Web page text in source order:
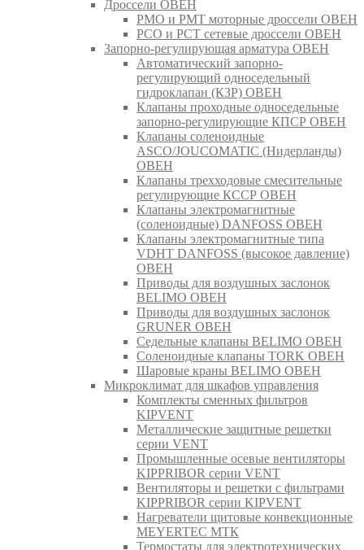
Дроссели ОВЕН
РМО и РМТ моторные дроссели ОВЕН
РСО и РСТ сетевые дроссели ОВЕН
Запорно-регулирующая арматура ОВЕН
Автоматический запорно-
регулирующий односедельный
гидроклапан (КЗР) ОВЕН
Клапаны проходные односедельные
запорно-регулирующие КПСР ОВЕН
Клапаны соленоидные
ASCO/JOUCOMATIC (Нидерланды)
ОВЕН
Клапаны трехходовые смесительные
регулирующие КССР ОВЕН
Клапаны электромагнитные
(соленоидные) DANFOSS ОВЕН
Клапаны электромагнитные типа
VDHT DANFOSS (высокое давление)
ОВЕН
Приводы для воздушных заслонок
BELIMO ОВЕН
Приводы для воздушных заслонок
GRUNER ОВЕН
Седельные клапаны BELIMO ОВЕН
Соленоидные клапаны TORK ОВЕН
Шаровые краны BELIMO ОВЕН
Микроклимат для шкафов управления
Комплекты сменных фильтров
KIPVENT
Металлические защитные решетки
серии VENT
Промышленные осевые вентиляторы
KIPPRIBOR серии VENT
Вентиляторы и решетки с фильтрами
KIPPRIBOR серии KIPVENT
Нагреватели щитовые конвекционные
MEYERTEC МТК
Термостаты для электротехнических